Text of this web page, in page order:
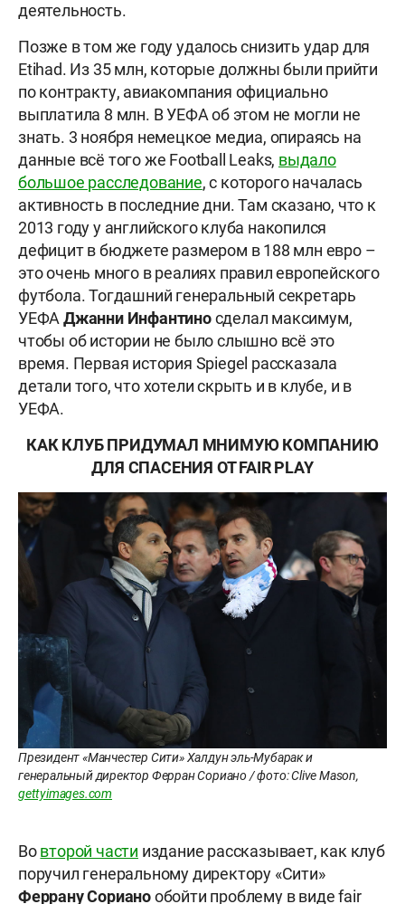
деятельность.
Позже в том же году удалось снизить удар для
Etihad. Из 35 млн, которые должны были прийти
по контракту, авиакомпания официально
выплатила 8 млн. В УЕФА об этом не могли не
знать. 3 ноября немецкое медиа, опираясь на
данные всё того же Football Leaks, выдало
большое расследование, с которого началась
активность в последние дни. Там сказано, что к
2013 году у английского клуба накопился
дефицит в бюджете размером в 188 млн евро –
это очень много в реалиях правил европейского
футбола. Тогдашний генеральный секретарь
УЕФА Джанни Инфантиносделал максимум,
чтобы об истории не было слышно всё это
время. Первая история Spiegel рассказала
детали того, что хотели скрыть и в клубе, и в
УЕФА.
КАК КЛУБ ПРИДУМАЛ МНИМУЮ КОМПАНИЮ
ДЛЯ СПАСЕНИЯ ОТ FAIR PLAY
Президент «Манчестер Сити» Халдун эль-Мубарак и
генеральный директор Ферран Сориано / фото: Clive Mason,
gettyimages.com
Вовторой части издание рассказывает, как клуб
поручил генеральному директору «Сити»
Феррану Сорианообойти проблему в виде fair